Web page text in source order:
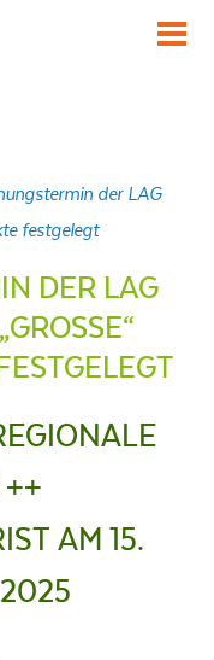
der LAG
festgelegt
DER LAG
L
++
AM 15.